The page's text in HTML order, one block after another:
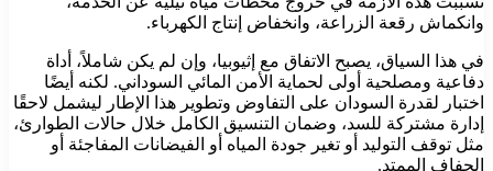
وانكماش رقعة الزراعة، وانخفاض إنتاج الكهرباء.
في هذا السياق، يصبح الاتفاق مع إثيوبيا، وإن لم يكن شاملاً، أداة
دفاعية ومصلحية أولى لحماية الأمن المائي السوداني. لكنه أيضًا
اختبار لقدرة السودان على التفاوض وتطوير هذا الإطار ليشمل لاحقًا
إدارة مشتركة للسد، وضمان التنسيق الكامل خلال حالات الطوارئ،
مثل توقف التوليد أو تغير جودة المياه أو الفيضانات المفاجئة أو
الجفاف الممتد.